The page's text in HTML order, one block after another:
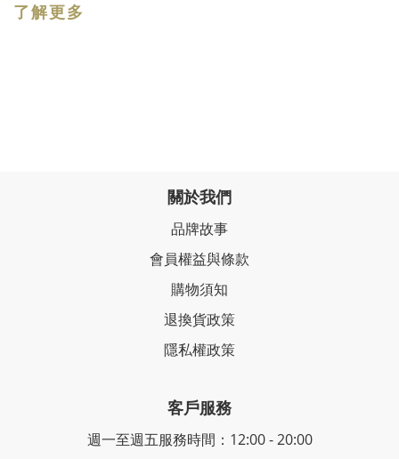
了解更多
關於我們
品牌故事
會員權益與條款
購物須知
退換貨政策
隱私權政策
客戶服務
週一至週五服務時間：12:00 - 20:00